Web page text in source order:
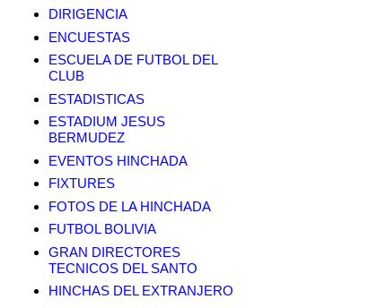
DIRIGENCIA
ENCUESTAS
ESCUELA DE FUTBOL DEL
CLUB
ESTADISTICAS
ESTADIUM JESUS
BERMUDEZ
EVENTOS HINCHADA
FIXTURES
FOTOS DE LA HINCHADA
FUTBOL BOLIVIA
GRAN DIRECTORES
TECNICOS DEL SANTO
HINCHAS DEL EXTRANJERO